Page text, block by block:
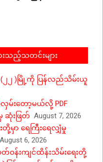
သည့်သတင်းများ
၂ )မြို့ကို ပြန်လည်သိမ်းယူ
မ်းတော့မယ်လို့ PDF
ဆုံးဖြတ် August 7, 2026
မှာ ရေကြီးရေလျှံမှု
August 6, 2026
န်းကျင်ထိန်းသိမ်းရေးတို့